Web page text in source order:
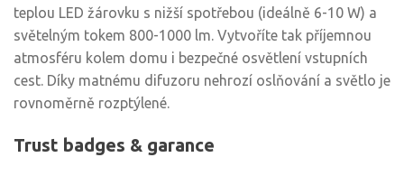
teplou LED žárovku s nižší spotřebou (ideálně 6-10 W) a
světelným tokem 800-1000 lm. Vytvoříte tak příjemnou
atmosféru kolem domu i bezpečné osvětlení vstupních
cest. Díky matnému difuzoru nehrozí oslňování a světlo je
rovnoměrně rozptýlené.
Trust badges & garance